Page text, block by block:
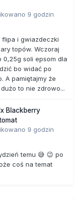
9 godzin
flipa i gwiazdeczki
topów. Wczoraj
0,25g soli epsom dla
bo widać po
A pamiętajmy że
to nie zdrowo...
Blackberry
9 godzin
temu 😅 😉 po
coś na temat